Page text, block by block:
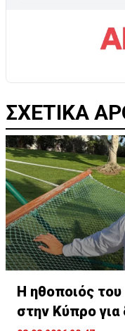
ΣΧΕΤΙΚΑ
Η ηθοποιός
στην Κύπρο για